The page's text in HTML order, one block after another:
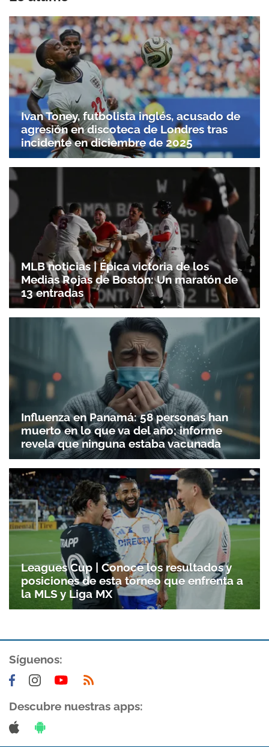
Ivan Toney, futbolista inglés, acusado de
agresión en discoteca de Londres tras
incidente en diciembre de 2025
MLB noticias | Épica victoria de los
Medias Rojas de Boston: Un maratón de
13 entradas
Influenza en Panamá: 58 personas han
muerto en lo que va del año; informe
revela que ninguna estaba vacunada
Leagues Cup | Conoce los resultados y
posiciones de esta torneo que enfrenta a
la MLS y Liga MX
Síguenos:
Descubre nuestras apps: